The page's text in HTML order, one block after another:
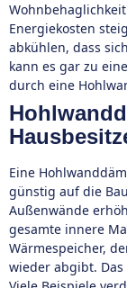
Energiekosten
abkühlen, dass
kann es gar zu
durch eine
Eine
günstig auf die
Außenwände
gesamte innere
Wärmespeicher,
wieder abgibt.